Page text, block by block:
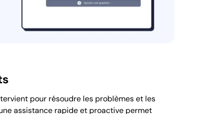
pour résoudre les problèmes et les
assistance rapide et proactive permet